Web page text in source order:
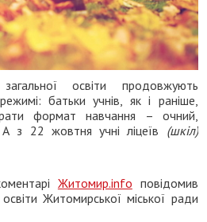
освіти продовжують
батьки учнів, як і раніше,
формат навчання – очний,
А з 22 жовтня учні ліцеїв (шкіл)
Житомир.info повідомив
Житомирської міської ради